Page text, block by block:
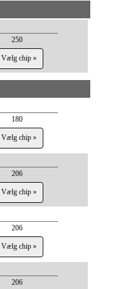
250
Vælg chip »
180
Vælg chip »
206
Vælg chip »
206
Vælg chip »
206